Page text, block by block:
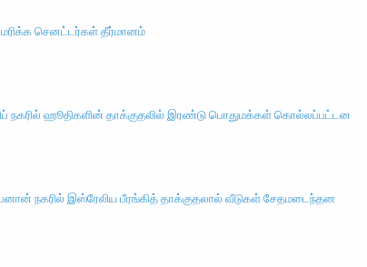
செனட்டர்கள் தீர்மானம்
நகரில் ஹூதிகளின் தாக்குதலில் இரண்டு பொதுமக்கள் கொல்லப்பட்டன
நகரில் இஸ்ரேலிய பீரங்கித் தாக்குதலால் வீடுகள் சேதமடைந்தன